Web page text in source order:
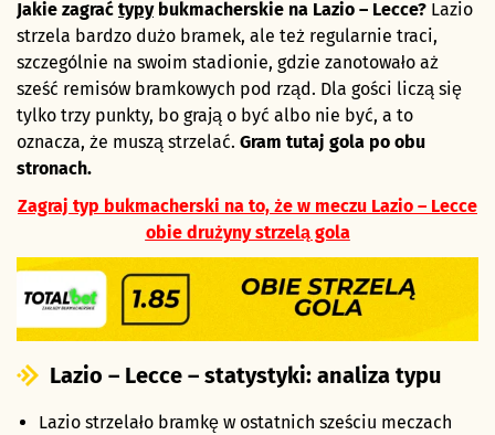
Jakie zagrać typybukmacherskie na Lazio – Lecce? Lazio
strzela bardzo dużo bramek, ale też regularnie traci,
szczególnie na swoim stadionie, gdzie zanotowało aż
sześć remisów bramkowych pod rząd. Dla gości liczą się
tylko trzy punkty, bo grają o być albo nie być, a to
oznacza, że muszą strzelać. Gram tutaj gola po obu
stronach.
Zagraj typ bukmacherski na to, że w meczu Lazio – Lecce
obie drużyny strzelą gola
Lazio – Lecce – statystyki: analiza typu
Lazio strzelało bramkę w ostatnich sześciu meczach